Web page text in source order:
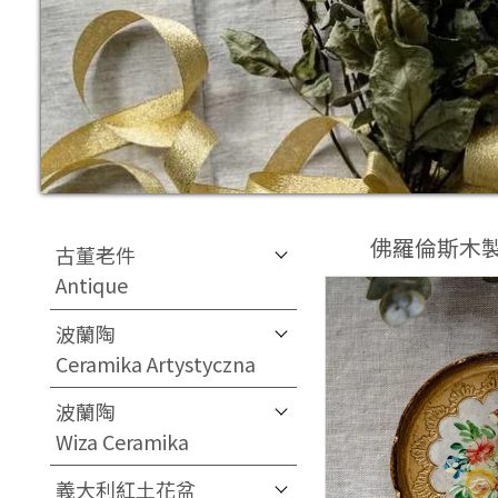
古董老件
Antique
波蘭陶
Ceramika Artystyczna
波蘭陶
Wiza Ceramika
義大利紅土花盆
佛羅倫斯木